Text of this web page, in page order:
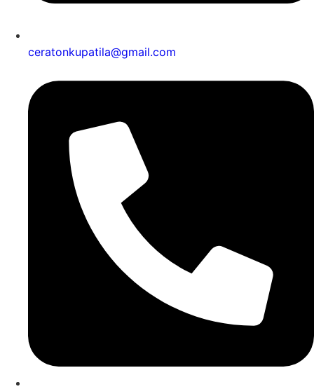
ceratonkupatila@gmail.com